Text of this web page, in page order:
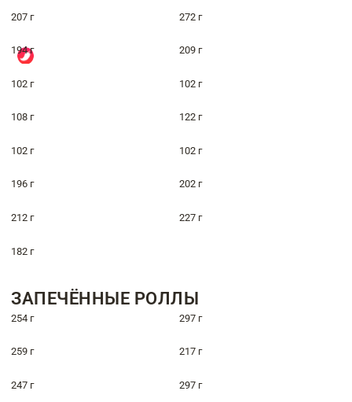
207 г 272 г
194 г 209 г
102 г 102 г
108 г 122 г
102 г 102 г
196 г 202 г
212 г 227 г
182 г
ЗАПЕЧЁННЫЕ РОЛЛЫ
254 г 297 г
259 г 217 г
247 г 297 г